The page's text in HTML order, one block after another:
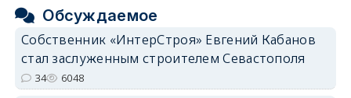
Обсуждаемое
Собственник «ИнтерСтроя» Евгений Кабанов
стал заслуженным строителем Севастополя
34 6048